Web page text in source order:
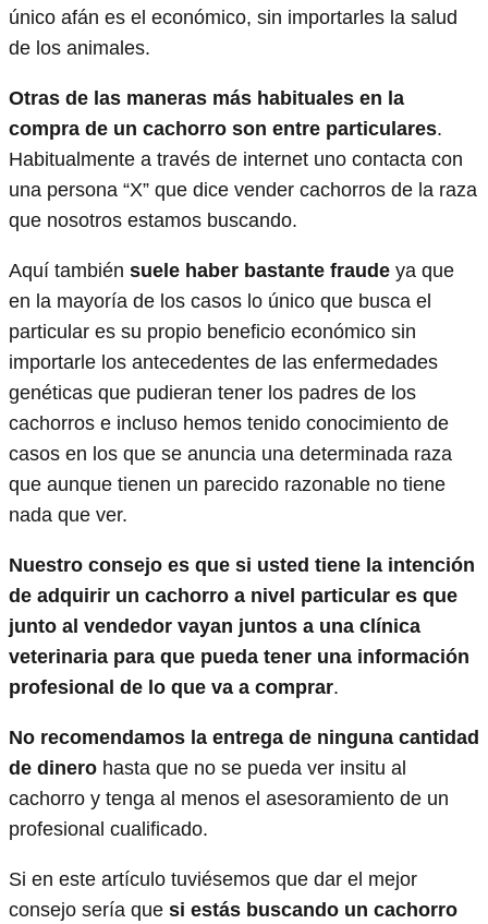
único afán es el económico, sin importarles la salud
de los animales.
Otras de las maneras más habituales en la
compra de un cachorro son entre particulares.
Habitualmente a través de internet uno contacta con
una persona “X” que dice vender cachorros de la raza
que nosotros estamos buscando.
Aquí también suele haber bastante fraude ya que
en la mayoría de los casos lo único que busca el
particular es su propio beneficio económico sin
importarle los antecedentes de las enfermedades
genéticas que pudieran tener los padres de los
cachorros e incluso hemos tenido conocimiento de
casos en los que se anuncia una determinada raza
que aunque tienen un parecido razonable no tiene
nada que ver.
Nuestro consejo es que si usted tiene la intención
de adquirir un cachorro a nivel particular es que
junto al vendedor vayan juntos a una clínica
veterinaria para que pueda tener una información
profesional de lo que va a comprar.
No recomendamos la entrega de ninguna cantidad
de dinero hasta que no se pueda ver insitu al
cachorro y tenga al menos el asesoramiento de un
profesional cualificado.
Si en este artículo tuviésemos que dar el mejor
consejo sería que si estás buscando un cachorro